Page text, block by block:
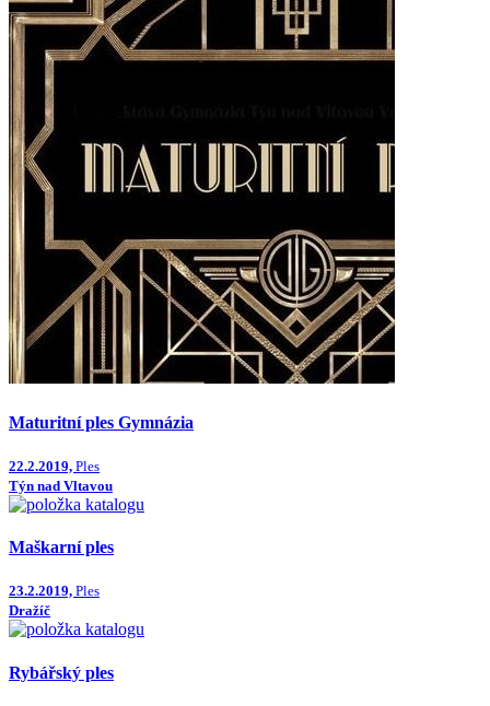
Maturitní ples Gymnázia
22.2.2019, Ples
Týn nad Vltavou
Maškarní ples
23.2.2019, Ples
Dražíč
Rybářský ples